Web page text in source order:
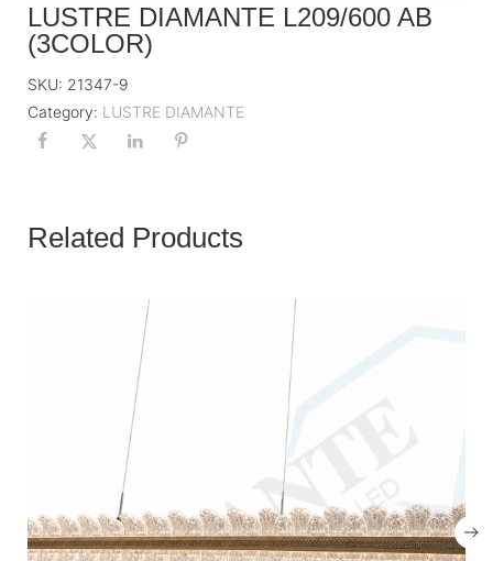
LUSTRE DIAMANTE L209/600 AB
(3COLOR)
SKU: 21347-9
Category: LUSTRE DIAMANTE
Related Products